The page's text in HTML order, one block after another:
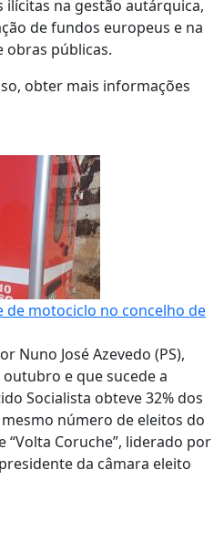
na gestão autárquica,
de fundos europeus e na
obras públicas.
obter mais informações
de motociclo no concelho de
Nuno José Azevedo (PS),
e que sucede a
Socialista obteve 32% dos
número de eleitos do
Coruche”, liderado por
da câmara eleito